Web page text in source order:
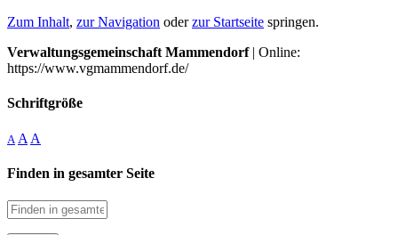
Zum Inhalt, zur Navigation oderzur Startseite springen.
Verwaltungsgemeinschaft Mammendorf| Online:
https://www.vgmammendorf.de/
Schriftgröße
A A A
Finden in gesamter Seite